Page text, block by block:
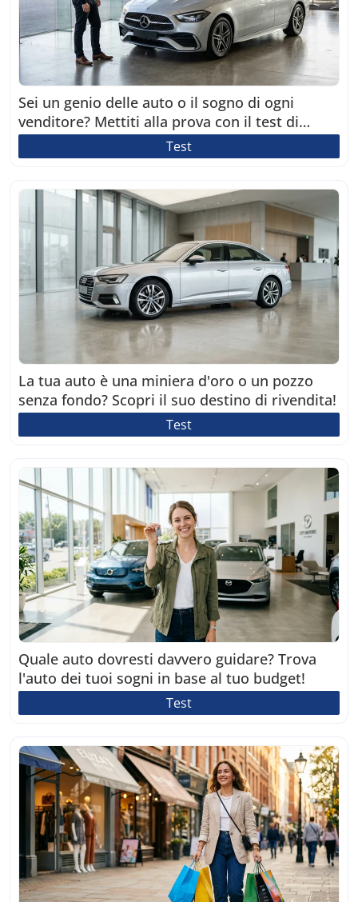
Sei un genio delle auto o il sogno di ogni
venditore? Mettiti alla prova con il test di
razionalità!
Test
La tua auto è una miniera d'oro o un pozzo
senza fondo? Scopri il suo destino di rivendita!
Test
Quale auto dovresti davvero guidare? Trova
l'auto dei tuoi sogni in base al tuo budget!
Test